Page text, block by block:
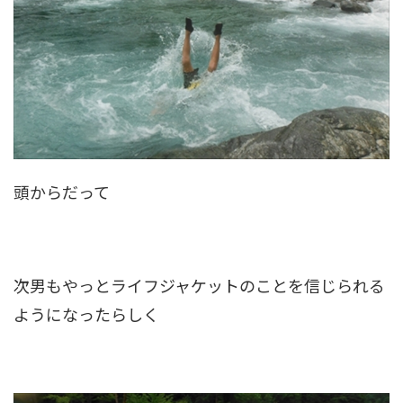
頭からだって
次男もやっとライフジャケットのことを信じられる
ようになったらしく